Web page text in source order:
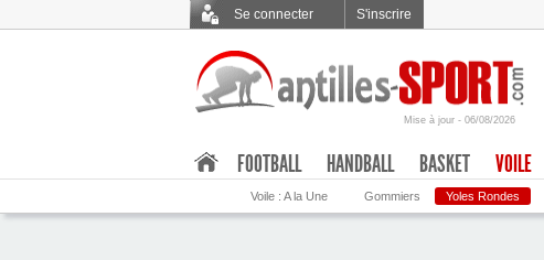
Se connecter S'inscrire
Mise à jour - 06/08/2026
FOOTBALL HANDBALL BASKET VOILE
Voile : A la Une Gommiers Yoles Rondes